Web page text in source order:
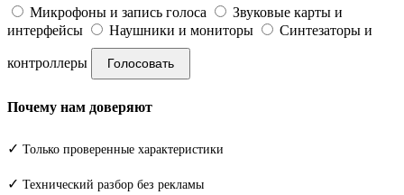
Микрофоны и запись голоса
Звуковые карты и
интерфейсы
Наушники и мониторы Синтезаторы и
контроллеры Голосовать
Почему нам доверяют
✓ Только проверенные характеристики
✓ Технический разбор без рекламы